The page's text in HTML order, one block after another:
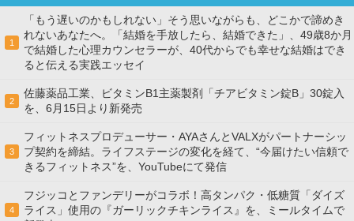
1
「もう遅いのかもしれない」そう思いながらも、どこかで諦めき
れないあなたへ。「結婚を手放したら、結婚できた」、49歳8か月
で結婚した心理カウンセラーが、40代からでも幸せな結婚はでき
ると伝える実践エッセイ
2
佐藤薬品工業、ビタミンB1主薬製剤「チアビタミン錠B」30錠入
を、6月15日より新発売
3
フィットネスプロデューサー・AYAさんとVALXがパートナーシッ
プ契約を締結。ライフステージの変化を経て、“今届けたい信頼で
きるフィットネス”を、YouTubeにて発信
4
フジッコとファンデリーがコラボ！高タンパク・低糖質「ダイズ
ライス」使用の『ガーリックチキンライス』を、ミールタイムで